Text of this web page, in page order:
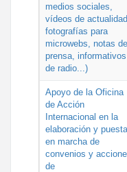
medios sociales,
vídeos de actualidad,
fotografías para
microwebs, notas de
prensa, informativos
de radio...)
Apoyo de la Oficina
de Acción
Internacional en la
elaboración y puesta
en marcha de
convenios y
de